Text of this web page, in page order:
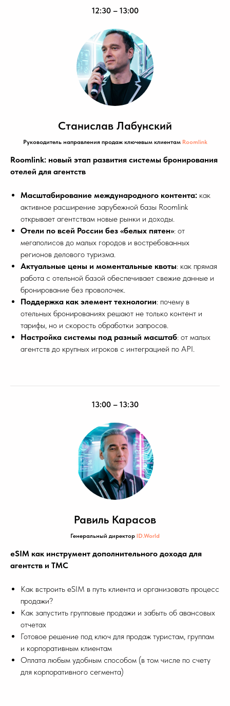
12:30 – 13:00
Станислав Лабунский
Руководитель направления продаж ключевым клиентам Roomlink
Roomlink: новый этап развития системы бронирования
отелей для агентств
Масштабирование международного контента: как
активное расширение зарубежной базы Roomlink
открывает агентствам новые рынки и доходы.
Отели по всей России без «белых пятен»: от
мегаполисов до малых городов и востребованных
регионов делового туризма.
Актуальные цены и моментальные квоты: как прямая
работа с отельной базой обеспечивает свежие данные и
бронирование без проволочек.
Поддержка как элемент технологии: почему в
отельных бронированиях решают не только контент и
тарифы, но и скорость обработки запросов.
Настройка системы под разный масштаб: от малых
агентств до крупных игроков с интеграцией по API.
13:00 – 13:30
Равиль Карасов
Генеральный директор ID.World
eSIM как инструмент дополнительного дохода для
агентств и TMC
Как встроить eSIM в путь клиента и организовать процесс
продажи?
Как запустить групповые продажи и забыть об авансовых
отчетах
Готовое решение под ключ для продаж туристам, группам
и корпоративным клиентам
Оплата любым удобным способом (в том числе по счету
для корпоративного сегмента)